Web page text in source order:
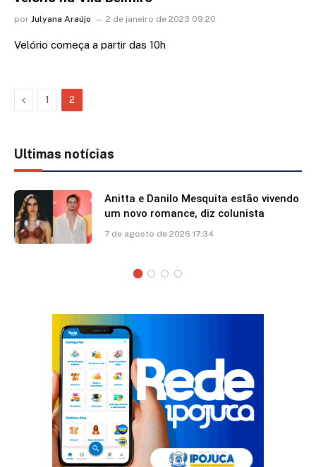
por Julyana Araújo 2 de janeiro de 2023 09:20
Velório começa a partir das 10h
Previous
1 2
Ultimas notícias
Anitta e Danilo Mesquita estão vivendo
um novo romance, diz colunista
7 de agosto de 2026 17:34